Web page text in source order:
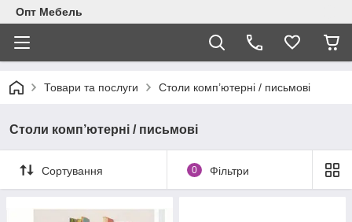
Опт Мебель
Товари та послуги Столи комп’ютерні / письмові
Столи комп’ютерні / письмові
Сортування 0 Фільтри